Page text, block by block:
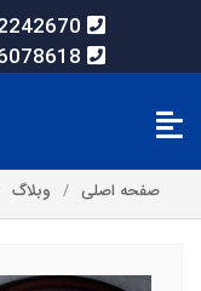
صفحه اصلی وبلاگ